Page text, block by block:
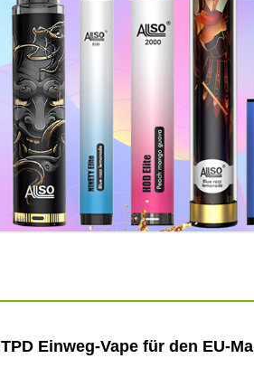
TPD Einweg-Vape für den EU-